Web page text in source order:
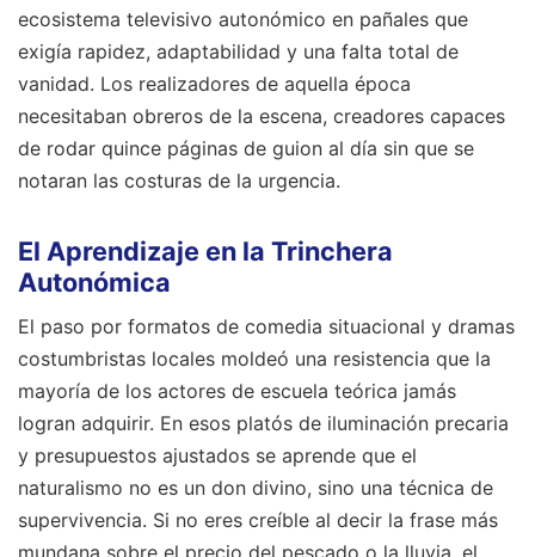
ecosistema televisivo autonómico en pañales que
exigía rapidez, adaptabilidad y una falta total de
vanidad. Los realizadores de aquella época
necesitaban obreros de la escena, creadores capaces
de rodar quince páginas de guion al día sin que se
notaran las costuras de la urgencia.
El Aprendizaje en la Trinchera
Autonómica
El paso por formatos de comedia situacional y dramas
costumbristas locales moldeó una resistencia que la
mayoría de los actores de escuela teórica jamás
logran adquirir. En esos platós de iluminación precaria
y presupuestos ajustados se aprende que el
naturalismo no es un don divino, sino una técnica de
supervivencia. Si no eres creíble al decir la frase más
mundana sobre el precio del pescado o la lluvia, el